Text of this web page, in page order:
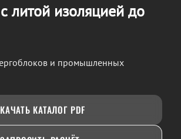
литой изоляцией до
и промышленных
КАТАЛОГ PDF